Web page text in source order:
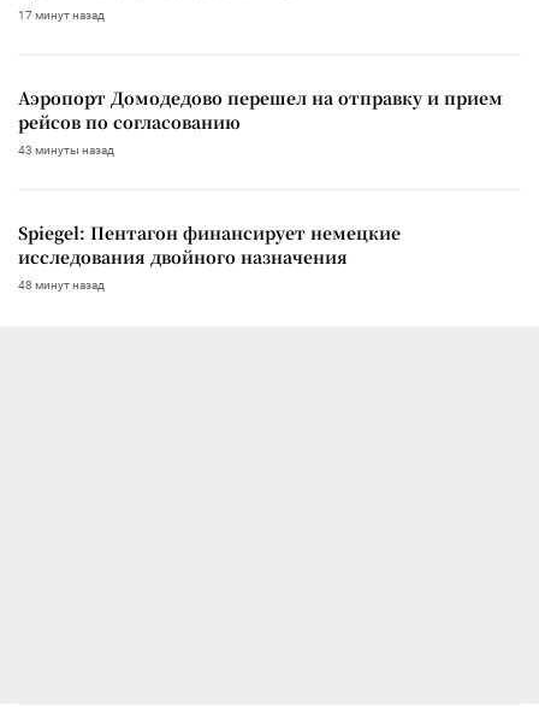
17 минут назад
Аэропорт Домодедово перешел на отправку и прием
рейсов по согласованию
43 минуты назад
Spiegel: Пентагон финансирует немецкие
исследования двойного назначения
48 минут назад